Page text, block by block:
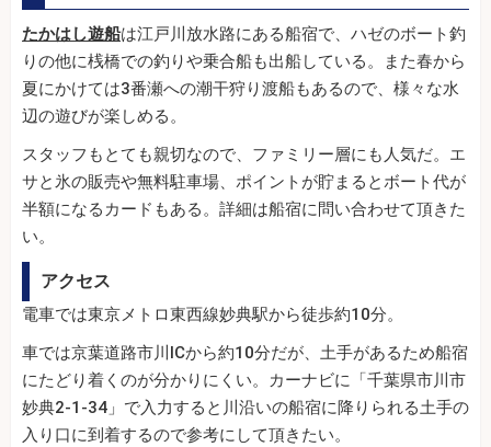
たかはし遊船は江戸川放水路にある船宿で、ハゼのボート釣
りの他に桟橋での釣りや乗合船も出船している。また春から
夏にかけては3番瀬への潮干狩り渡船もあるので、様々な水
辺の遊びが楽しめる。
スタッフもとても親切なので、ファミリー層にも人気だ。エ
サと氷の販売や無料駐車場、ポイントが貯まるとボート代が
半額になるカードもある。詳細は船宿に問い合わせて頂きた
い。
アクセス
電車では東京メトロ東西線妙典駅から徒歩約10分。
車では京葉道路市川ICから約10分だが、土手があるため船宿
にたどり着くのが分かりにくい。カーナビに「千葉県市川市
妙典2-1-34」で入力すると川沿いの船宿に降りられる土手の
入り口に到着するので参考にして頂きたい。